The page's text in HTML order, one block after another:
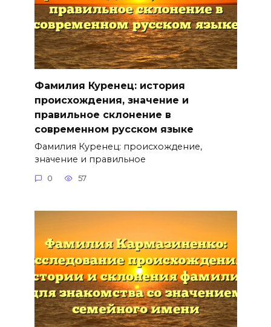
Фамилия Куренец: история
происхождения, значение и
правильное склонение в
современном русском языке
Фамилия Куренец: происхождение,
значение и правильное
0 57